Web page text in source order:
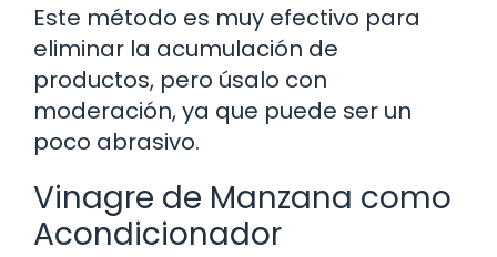
Este método es muy efectivo para
eliminar la acumulación de
productos, pero úsalo con
moderación, ya que puede ser un
poco abrasivo.
Vinagre de Manzana como
Acondicionador